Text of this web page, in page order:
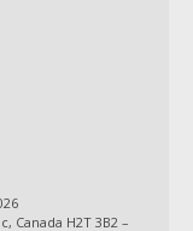
Canada H2T 3B2 –